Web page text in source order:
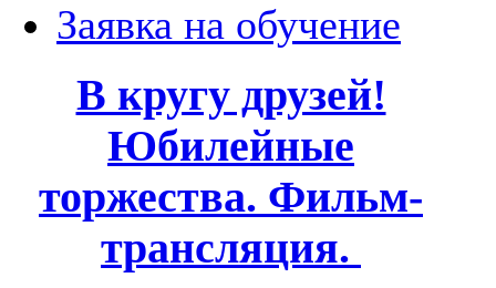
Заявка на обучение
В кругу друзей!
Юбилейные
торжества. Фильм-
трансляция.